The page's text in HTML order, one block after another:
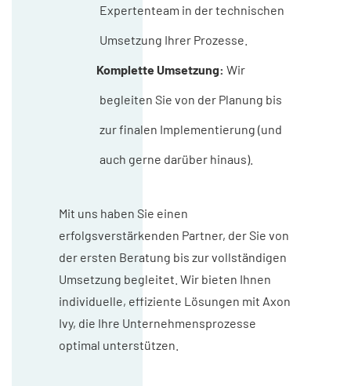
Expertenteam in der technischen
Umsetzung Ihrer Prozesse.
Komplette Umsetzung: Wir
begleiten Sie von der Planung bis
zur finalen Implementierung (und
auch gerne darüber hinaus).
Mit uns haben Sie einen
erfolgsverstärkenden Partner, der Sie von
der ersten Beratung bis zur vollständigen
Umsetzung begleitet. Wir bieten Ihnen
individuelle, effiziente Lösungen mit Axon
Ivy, die Ihre Unternehmensprozesse
optimal unterstützen.